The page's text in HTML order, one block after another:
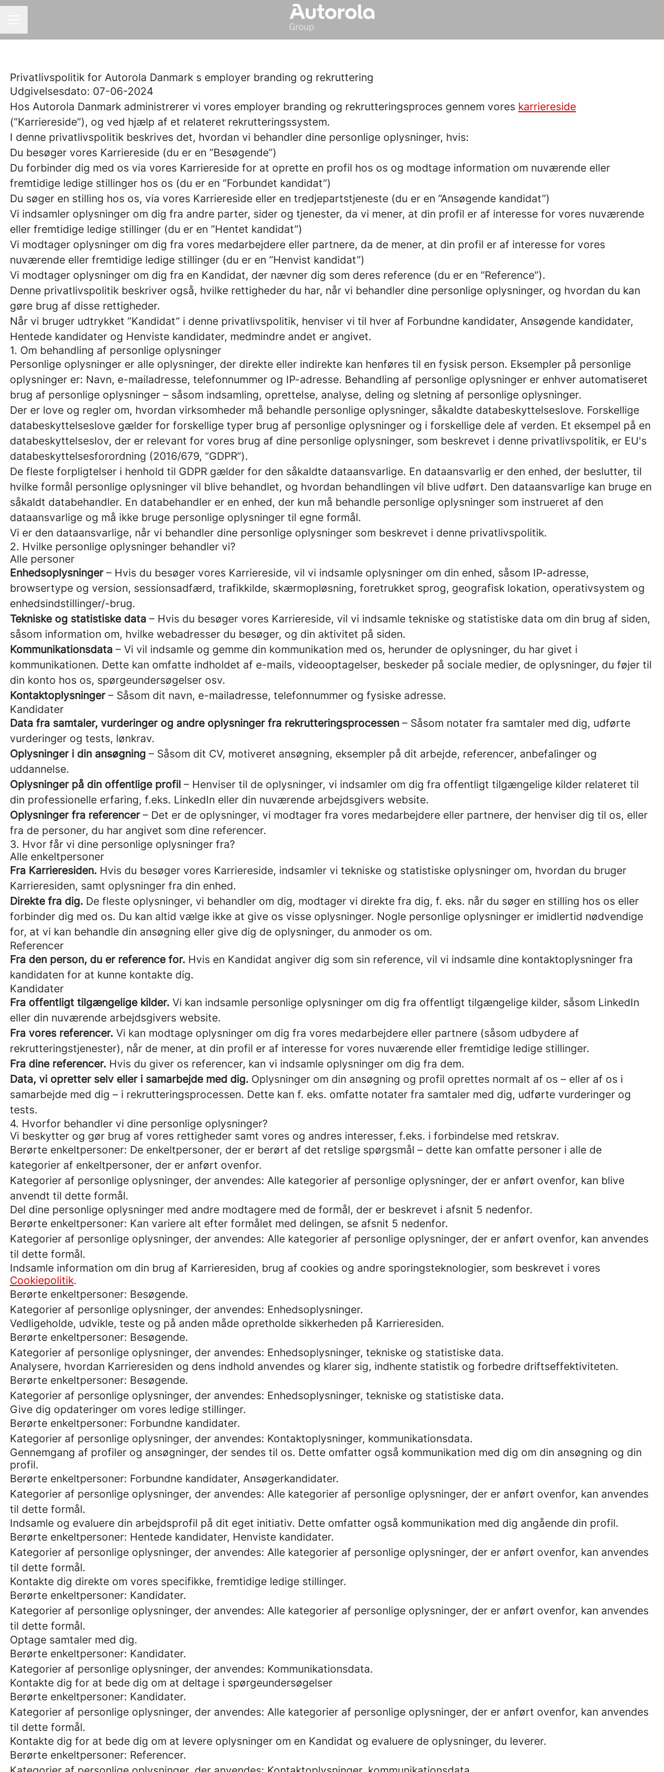
Privatlivspolitik for Autorola Danmark s employer branding og rekruttering
Udgivelsesdato: 07-06-2024
Hos Autorola Danmark administrerer vi vores employer branding og rekrutteringsproces gennem vores karriereside
(”Karriereside”), og ved hjælp af et relateret rekrutteringssystem.
I denne privatlivspolitik beskrives det, hvordan vi behandler dine personlige oplysninger, hvis:
Du besøger vores Karriereside (du er en ”Besøgende”)
Du forbinder dig med os via vores Karriereside for at oprette en profil hos os og modtage information om nuværende eller
fremtidige ledige stillinger hos os (du er en ”Forbundet kandidat”)
Du søger en stilling hos os, via vores Karriereside eller en tredjepartstjeneste (du er en ”Ansøgende kandidat”)
Vi indsamler oplysninger om dig fra andre parter, sider og tjenester, da vi mener, at din profil er af interesse for vores nuværende
eller fremtidige ledige stillinger (du er en ”Hentet kandidat”)
Vi modtager oplysninger om dig fra vores medarbejdere eller partnere, da de mener, at din profil er af interesse for vores
nuværende eller fremtidige ledige stillinger (du er en ”Henvist kandidat”)
Vi modtager oplysninger om dig fra en Kandidat, der nævner dig som deres reference (du er en ”Reference”).
Denne privatlivspolitik beskriver også, hvilke rettigheder du har, når vi behandler dine personlige oplysninger, og hvordan du kan
gøre brug af disse rettigheder.
Når vi bruger udtrykket ”Kandidat” i denne privatlivspolitik, henviser vi til hver af Forbundne kandidater, Ansøgende kandidater,
Hentede kandidater og Henviste kandidater, medmindre andet er angivet.
1. Om behandling af personlige oplysninger
Personlige oplysninger er alle oplysninger, der direkte eller indirekte kan henføres til en fysisk person. Eksempler på personlige
oplysninger er: Navn, e-mailadresse, telefonnummer og IP-adresse. Behandling af personlige oplysninger er enhver automatiseret
brug af personlige oplysninger – såsom indsamling, oprettelse, analyse, deling og sletning af personlige oplysninger.
Der er love og regler om, hvordan virksomheder må behandle personlige oplysninger, såkaldte databeskyttelseslove. Forskellige
databeskyttelseslove gælder for forskellige typer brug af personlige oplysninger og i forskellige dele af verden. Et eksempel på en
databeskyttelseslov, der er relevant for vores brug af dine personlige oplysninger, som beskrevet i denne privatlivspolitik, er EU's
databeskyttelsesforordning (2016/679, ”GDPR”).
De fleste forpligtelser i henhold til GDPR gælder for den såkaldte dataansvarlige. En dataansvarlig er den enhed, der beslutter, til
hvilke formål personlige oplysninger vil blive behandlet, og hvordan behandlingen vil blive udført. Den dataansvarlige kan bruge en
såkaldt databehandler. En databehandler er en enhed, der kun må behandle personlige oplysninger som instrueret af den
dataansvarlige og må ikke bruge personlige oplysninger til egne formål.
Vi er den dataansvarlige, når vi behandler dine personlige oplysninger som beskrevet i denne privatlivspolitik.
2. Hvilke personlige oplysninger behandler vi?
Alle personer
Enhedsoplysninger– Hvis du besøger vores Karriereside, vil vi indsamle oplysninger om din enhed, såsom IP-adresse,
browsertype og version, sessionsadfærd, trafikkilde, skærmopløsning, foretrukket sprog, geografisk lokation, operativsystem og
enhedsindstillinger/-brug.
Tekniske og statistiske data – Hvis du besøger vores Karriereside, vil vi indsamle tekniske og statistiske data om din brug af siden,
såsom information om, hvilke webadresser du besøger, og din aktivitet på siden.
Kommunikationsdata – Vi vil indsamle og gemme din kommunikation med os, herunder de oplysninger, du har givet i
kommunikationen. Dette kan omfatte indholdet af e-mails, videooptagelser, beskeder på sociale medier, de oplysninger, du føjer til
din konto hos os, spørgeundersøgelser osv.
Kontaktoplysninger– Såsom dit navn, e-mailadresse, telefonnummer og fysiske adresse.
Kandidater
Data fra samtaler, vurderinger og andre oplysninger fra rekrutteringsprocessen – Såsom notater fra samtaler med dig, udførte
vurderinger og tests, lønkrav.
Oplysninger i din ansøgning – Såsom dit CV, motiveret ansøgning, eksempler på dit arbejde, referencer, anbefalinger og
uddannelse.
Oplysninger på din offentlige profil – Henviser til de oplysninger, vi indsamler om dig fra offentligt tilgængelige kilder relateret til
din professionelle erfaring, f.eks. LinkedIn eller din nuværende arbejdsgivers website.
Oplysninger fra referencer– Det er de oplysninger, vi modtager fra vores medarbejdere eller partnere, der henviser dig til os, eller
fra de personer, du har angivet som dine referencer.
3. Hvor får vi dine personlige oplysninger fra?
Alle enkeltpersoner
Fra Karrieresiden. Hvis du besøger vores Karriereside, indsamler vi tekniske og statistiske oplysninger om, hvordan du bruger
Karrieresiden, samt oplysninger fra din enhed.
Direkte fra dig. De fleste oplysninger, vi behandler om dig, modtager vi direkte fra dig, f. eks. når du søger en stilling hos os eller
forbinder dig med os. Du kan altid vælge ikke at give os visse oplysninger. Nogle personlige oplysninger er imidlertid nødvendige
for, at vi kan behandle din ansøgning eller give dig de oplysninger, du anmoder os om.
Referencer
Fra den person, du er reference for. Hvis en Kandidat angiver dig som sin reference, vil vi indsamle dine kontaktoplysninger fra
kandidaten for at kunne kontakte dig.
Kandidater
Fra offentligt tilgængelige kilder. Vi kan indsamle personlige oplysninger om dig fra offentligt tilgængelige kilder, såsom LinkedIn
eller din nuværende arbejdsgivers website.
Fra vores referencer. Vi kan modtage oplysninger om dig fra vores medarbejdere eller partnere (såsom udbydere af
rekrutteringstjenester), når de mener, at din profil er af interesse for vores nuværende eller fremtidige ledige stillinger.
Fra dine referencer. Hvis du giver os referencer, kan vi indsamle oplysninger om dig fra dem.
Data, vi opretter selv eller i samarbejde med dig. Oplysninger om din ansøgning og profil oprettes normalt af os – eller af os i
samarbejde med dig – i rekrutteringsprocessen. Dette kan f. eks. omfatte notater fra samtaler med dig, udførte vurderinger og
tests.
4. Hvorfor behandler vi dine personlige oplysninger?
Vi beskytter og gør brug af vores rettigheder samt vores og andres interesser, f.eks. i forbindelse med retskrav.
Berørte enkeltpersoner: De enkeltpersoner, der er berørt af det retslige spørgsmål – dette kan omfatte personer i alle de
kategorier af enkeltpersoner, der er anført ovenfor.
Kategorier af personlige oplysninger, der anvendes: Alle kategorier af personlige oplysninger, der er anført ovenfor, kan blive
anvendt til dette formål.
Del dine personlige oplysninger med andre modtagere med de formål, der er beskrevet i afsnit 5 nedenfor.
Berørte enkeltpersoner: Kan variere alt efter formålet med delingen, se afsnit 5 nedenfor.
Kategorier af personlige oplysninger, der anvendes: Alle kategorier af personlige oplysninger, der er anført ovenfor, kan anvendes
til dette formål.
Indsamle information om din brug af Karrieresiden, brug af cookies og andre sporingsteknologier, som beskrevet i vores
Cookiepolitik.
Berørte enkeltpersoner: Besøgende.
Kategorier af personlige oplysninger, der anvendes: Enhedsoplysninger.
Vedligeholde, udvikle, teste og på anden måde opretholde sikkerheden på Karrieresiden.
Berørte enkeltpersoner: Besøgende.
Kategorier af personlige oplysninger, der anvendes: Enhedsoplysninger, tekniske og statistiske data.
Analysere, hvordan Karrieresiden og dens indhold anvendes og klarer sig, indhente statistik og forbedre driftseffektiviteten.
Berørte enkeltpersoner: Besøgende.
Kategorier af personlige oplysninger, der anvendes: Enhedsoplysninger, tekniske og statistiske data.
Give dig opdateringer om vores ledige stillinger.
Berørte enkeltpersoner: Forbundne kandidater.
Kategorier af personlige oplysninger, der anvendes: Kontaktoplysninger, kommunikationsdata.
Gennemgang af profiler og ansøgninger, der sendes til os. Dette omfatter også kommunikation med dig om din ansøgning og din
profil.
Berørte enkeltpersoner: Forbundne kandidater, Ansøgerkandidater.
Kategorier af personlige oplysninger, der anvendes: Alle kategorier af personlige oplysninger, der er anført ovenfor, kan anvendes
til dette formål.
Indsamle og evaluere din arbejdsprofil på dit eget initiativ. Dette omfatter også kommunikation med dig angående din profil.
Berørte enkeltpersoner: Hentede kandidater, Henviste kandidater.
Kategorier af personlige oplysninger, der anvendes: Alle kategorier af personlige oplysninger, der er anført ovenfor, kan anvendes
til dette formål.
Kontakte dig direkte om vores specifikke, fremtidige ledige stillinger.
Berørte enkeltpersoner: Kandidater.
Kategorier af personlige oplysninger, der anvendes: Alle kategorier af personlige oplysninger, der er anført ovenfor, kan anvendes
til dette formål.
Optage samtaler med dig.
Berørte enkeltpersoner: Kandidater.
Kategorier af personlige oplysninger, der anvendes: Kommunikationsdata.
Kontakte dig for at bede dig om at deltage i spørgeundersøgelser
Berørte enkeltpersoner: Kandidater.
Kategorier af personlige oplysninger, der anvendes: Alle kategorier af personlige oplysninger, der er anført ovenfor, kan anvendes
til dette formål.
Kontakte dig for at bede dig om at levere oplysninger om en Kandidat og evaluere de oplysninger, du leverer.
Berørte enkeltpersoner: Referencer.